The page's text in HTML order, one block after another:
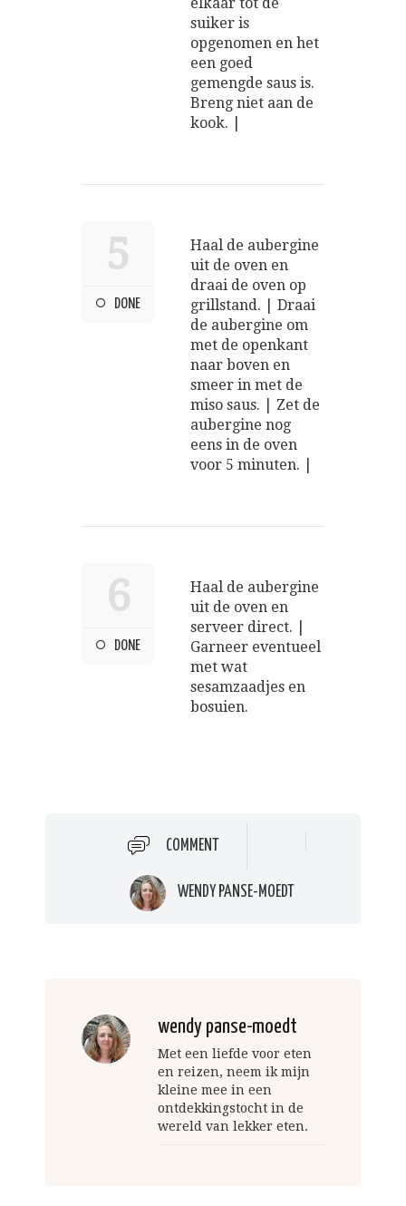
suiker is
opgenomen en het
een goed
gemengde saus is.
Breng niet aan de
kook. |
5
DONE
Haal de aubergine
uit de oven en
draai de oven op
grillstand. | Draai
de aubergine om
met de openkant
naar boven en
smeer in met de
miso saus. | Zet de
aubergine nog
eens in de oven
voor 5 minuten. |
6
DONE
Haal de aubergine
uit de oven en
serveer direct. |
Garneer eventueel
met wat
sesamzaadjes en
bosuien.
COMMENT
WENDY PANSE-MOEDT
wendy panse-moedt
Met een liefde voor eten
en reizen, neem ik mijn
kleine mee in een
ontdekkingstocht in de
wereld van lekker eten.